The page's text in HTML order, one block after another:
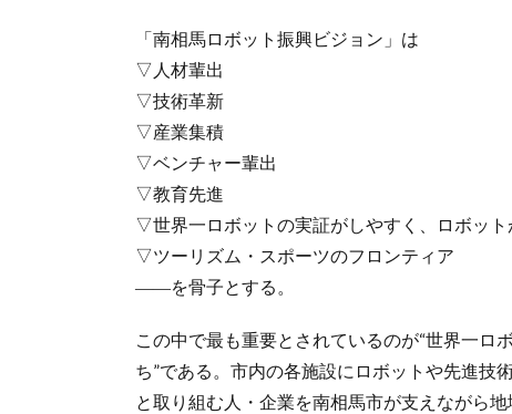
「南相馬ロボット振興ビジョン」は
▽人材輩出
▽技術革新
▽産業集積
▽ベンチャー輩出
▽教育先進
▽世界一ロボットの実証がしやすく、ロボット
▽ツーリズム・スポーツのフロンティア
――を骨子とする。
この中で最も重要とされているのが“世界一ロ
ち”である。市内の各施設にロボットや先進技
と取り組む人・企業を南相馬市が支えながら